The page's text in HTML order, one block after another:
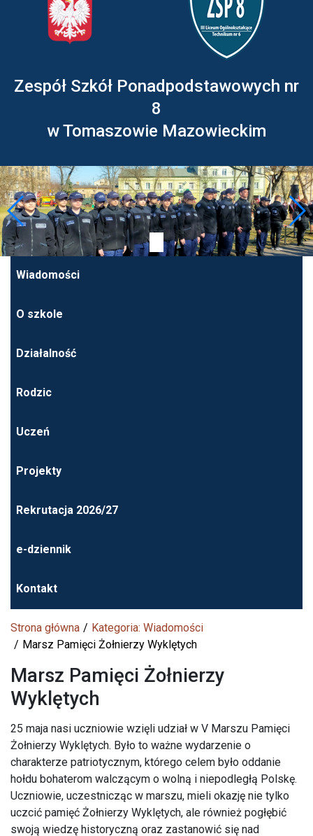
Zespół Szkół Ponadpodstawowych nr
8
w Tomaszowie Mazowieckim
Wiadomości
O szkole
Działalność
Rodzic
Uczeń
Projekty
Rekrutacja 2026/27
e-dziennik
Kontakt
Strona główna
Kategoria: Wiadomości
Marsz Pamięci Żołnierzy Wyklętych
Marsz Pamięci Żołnierzy
Wyklętych
25 maja nasi uczniowie wzięli udział w V Marszu Pamięci
Żołnierzy Wyklętych. Było to ważne wydarzenie o
charakterze patriotycznym, którego celem było oddanie
hołdu bohaterom walczącym o wolną i niepodległą Polskę.
Uczniowie, uczestnicząc w marszu, mieli okazję nie tylko
uczcić pamięć Żołnierzy Wyklętych, ale również pogłębić
swoją wiedzę historyczną oraz zastanowić się nad